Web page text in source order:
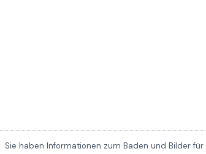
Sie haben Informationen zum Baden und Bilder für